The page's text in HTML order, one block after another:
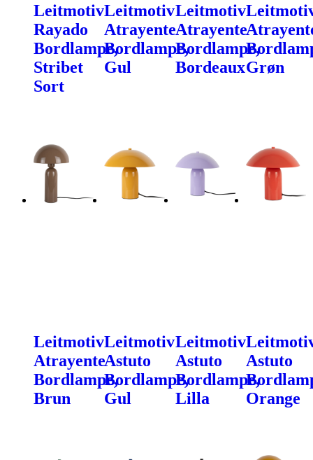
Leitmotiv
Rayado
Bordlampe,
Stribet
Sort
Leitmotiv
Atrayente
Bordlampe,
Gul
Leitmotiv
Atrayente
Bordlampe,
BordeauxGrøn
Leitmotiv
Atrayente
Bordlampe,
Brun
Leitmotiv
Astuto
Bordlampe,
Gul
Leitmotiv
Astuto
Bordlampe,
Lilla
Astuto
Orange